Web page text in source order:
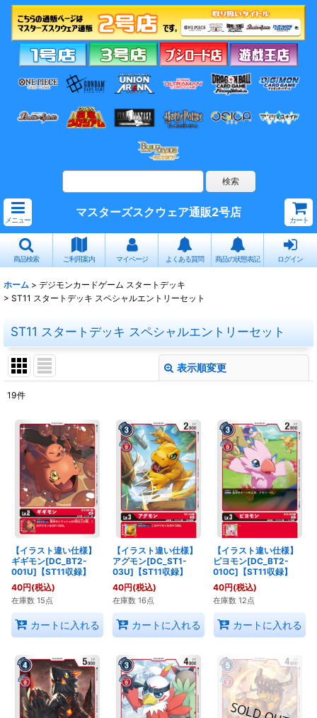
メニュー
マスターズスクウェア通販2号店
カート
商品検索 ご利用案内 マイページ よくある質問 商品の状態表記 ログイン
ホーム > デジモンカードゲーム スタートデッキ
> ST11 スタートデッキ スペシャルエントリーセット
ST11 スタートデッキ スペシャルエントリーセット
表示順変更
在庫あり
並び順 :
絞り込む
19件
【イラスト違い仕様】
ギギモン[DC_BT2-
001U]【ST11収録】
40円(税込)
在庫数 15点
カートに入れる
【イラスト違い仕様】
アグモン[DC_ST1-
03U]【ST11収録】
40円(税込)
在庫数 16点
カートに入れる
【イラスト違い仕様】
ピヨモン[DC_BT2-
010C]【ST11収録】
40円(税込)
在庫数 12点
カートに入れる